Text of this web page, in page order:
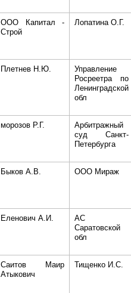
ООО Капитал -
Строй
Лопатина О.Г.
Плетнев Н.Ю.
Управление
Росреетра по
Ленинградской
обл
морозов Р.Г.
Арбитражный
суд Санкт-
Петербурга
Быков А.В. ООО Мираж
Еленович А.И.
АС
Саратовской
обл
Саитов Маир
Атыкович
Тищенко И.С.